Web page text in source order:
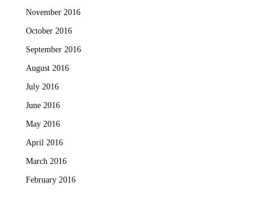
November 2016
October 2016
September 2016
August 2016
July 2016
June 2016
May 2016
April 2016
March 2016
February 2016